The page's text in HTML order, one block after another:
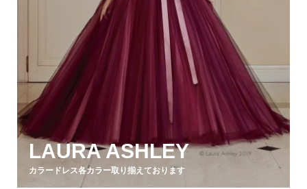
LAURA ASHLEY
カラードレス各カラー取り揃えております